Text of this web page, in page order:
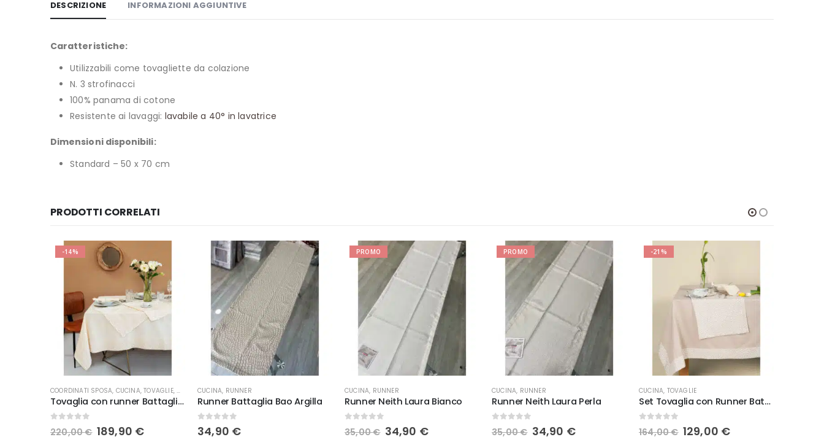
DESCRIZIONE INFORMAZIONI AGGIUNTIVE
Caratteristiche:
Utilizzabili come tovagliette da colazione
N. 3 strofinacci
100% panama di cotone
Resistente ai lavaggi: lavabile a 40° in lavatrice
Dimensioni disponibili:
Standard – 50 x 70 cm
PRODOTTI CORRELATI
-14%
COORDINATI SPOSA, CUCINA,TOVAGLIE,WEDDING
Tovaglia con runner Battaglia Georgia
220,00€ Il
189,90 €Il
CUCINA, RUNNER
Runner Battaglia Bao Argilla
0 Su 5
34,90 €
PROMO
CUCINA, RUNNER
Runner Neith Laura Bianco
35,00€ Il
34,90 €Il
PROMO
CUCINA, RUNNER
Runner Neith Laura Perla
35,00€ Il
34,90 €Il
-21%
CUCINA, TOVAGLIE
Set Tovaglia con Runner Battaglia Bao Argilla
164,00€ Il
129,00 €Il